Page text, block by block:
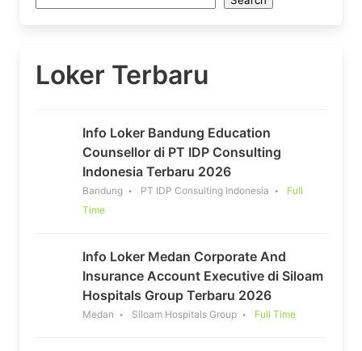
Loker Terbaru
Info Loker Bandung Education
Counsellor di PT IDP Consulting
Indonesia Terbaru 2026
Bandung PT IDP Consulting Indonesia
Full
Time
Info Loker Medan Corporate And
Insurance Account Executive di Siloam
Hospitals Group Terbaru 2026
Medan Siloam Hospitals Group Full Time